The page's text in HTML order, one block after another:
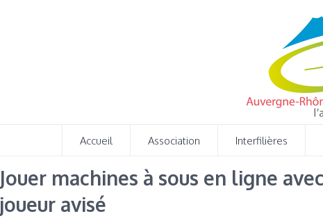
Accueil Association Interfilières
Jouer machines à sous en ligne
joueur avisé